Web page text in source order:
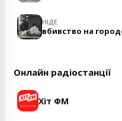
НІДЕ
вбивство на
Онлайн радіостанції
Хіт ФМ